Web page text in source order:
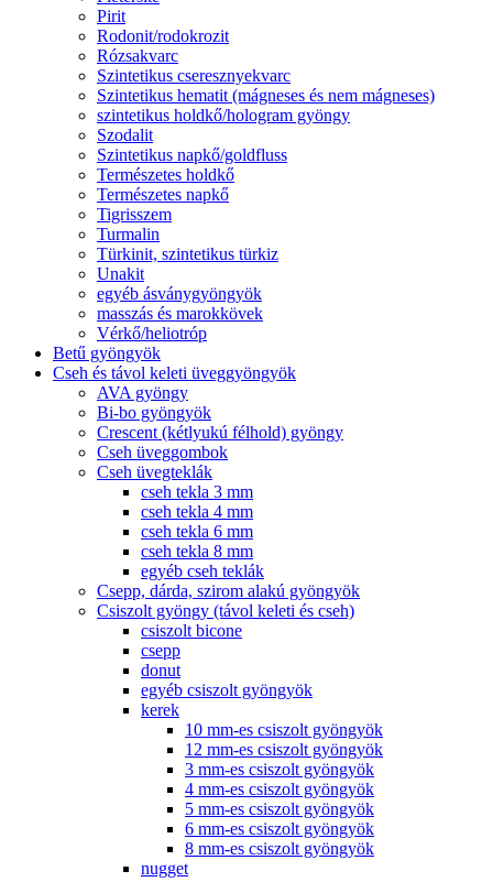
Pirit
Rodonit/rodokrozit
Rózsakvarc
Szintetikus cseresznyekvarc
Szintetikus hematit (mágneses és nem mágneses)
szintetikus holdkő/hologram gyöngy
Szodalit
Szintetikus napkő/goldfluss
Természetes holdkő
Természetes napkő
Tigrisszem
Turmalin
Türkinit, szintetikus türkiz
Unakit
egyéb ásványgyöngyök
masszás és marokkövek
Vérkő/heliotróp
Betű gyöngyök
Cseh és távol keleti üveggyöngyök
AVA gyöngy
Bi-bo gyöngyök
Crescent (kétlyukú félhold) gyöngy
Cseh üveggombok
Cseh üvegteklák
cseh tekla 3 mm
cseh tekla 4 mm
cseh tekla 6 mm
cseh tekla 8 mm
egyéb cseh teklák
Csepp, dárda, szirom alakú gyöngyök
Csiszolt gyöngy (távol keleti és cseh)
csiszolt bicone
csepp
donut
egyéb csiszolt gyöngyök
kerek
10 mm-es csiszolt gyöngyök
12 mm-es csiszolt gyöngyök
3 mm-es csiszolt gyöngyök
4 mm-es csiszolt gyöngyök
5 mm-es csiszolt gyöngyök
6 mm-es csiszolt gyöngyök
8 mm-es csiszolt gyöngyök
nugget